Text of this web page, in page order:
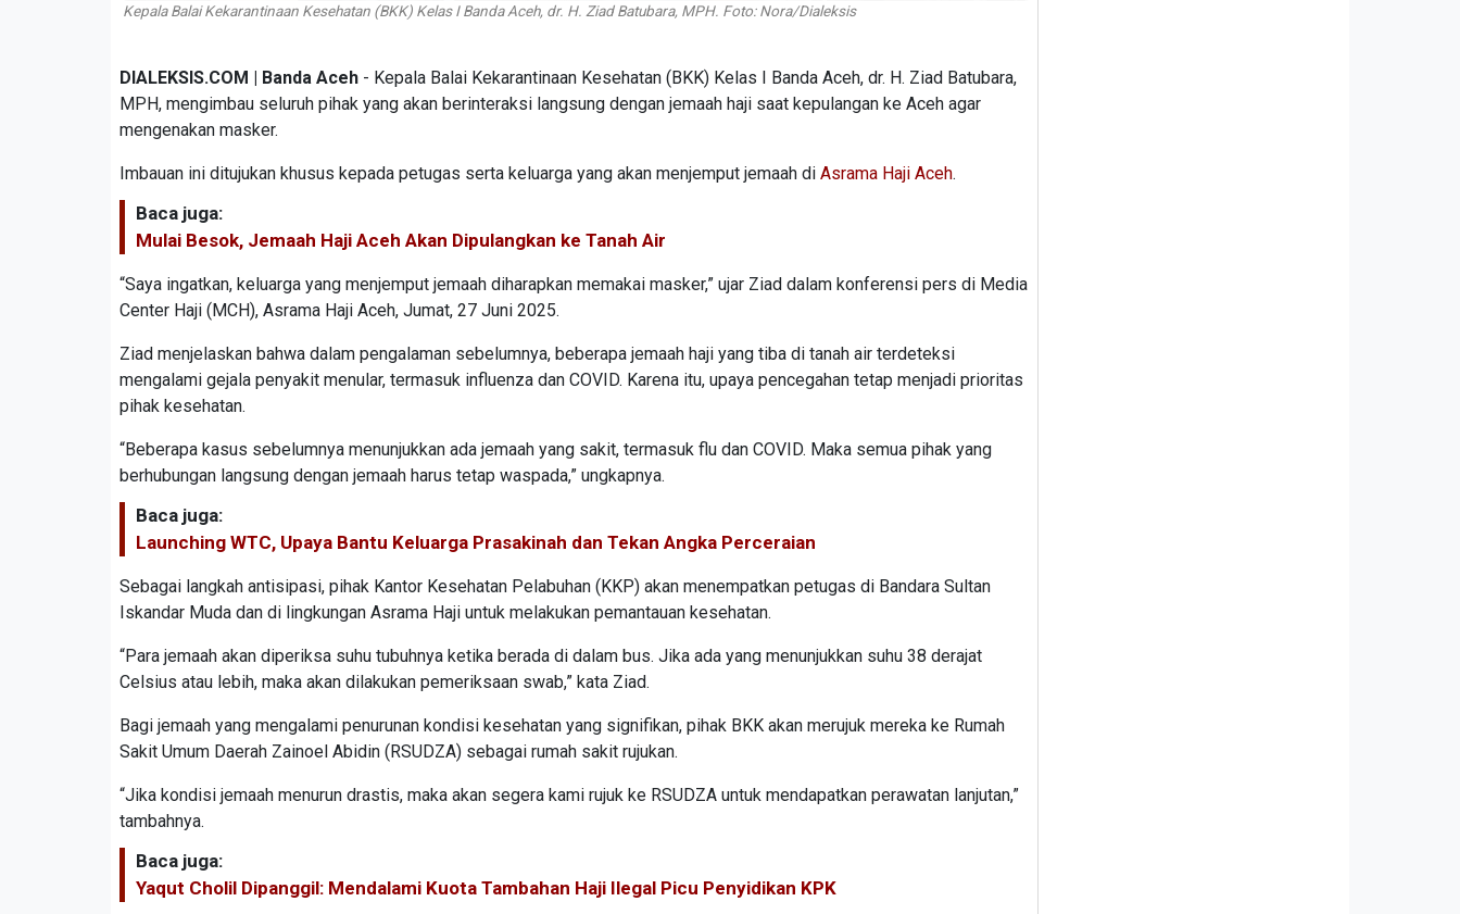
Kepala Balai Kekarantinaan Kesehatan (BKK) Kelas I Banda Aceh, dr. H. Ziad Batubara, MPH. Foto: Nora/Dialeksis
DIALEKSIS.COM | Banda Aceh - Kepala Balai Kekarantinaan Kesehatan (BKK) Kelas I Banda Aceh, dr. H. Ziad Batubara,
MPH, mengimbau seluruh pihak yang akan berinteraksi langsung dengan jemaah haji saat kepulangan ke Aceh agar
mengenakan masker.
Imbauan ini ditujukan khusus kepada petugas serta keluarga yang akan menjemput jemaah di Asrama Haji Aceh.
Baca juga:
Mulai Besok, Jemaah Haji Aceh Akan Dipulangkan ke Tanah Air
“Saya ingatkan, keluarga yang menjemput jemaah diharapkan memakai masker,” ujar Ziad dalam konferensi pers di Media
Center Haji (MCH), Asrama Haji Aceh, Jumat, 27 Juni 2025.
Ziad menjelaskan bahwa dalam pengalaman sebelumnya, beberapa jemaah haji yang tiba di tanah air terdeteksi
mengalami gejala penyakit menular, termasuk influenza dan COVID. Karena itu, upaya pencegahan tetap menjadi prioritas
pihak kesehatan.
“Beberapa kasus sebelumnya menunjukkan ada jemaah yang sakit, termasuk flu dan COVID. Maka semua pihak yang
berhubungan langsung dengan jemaah harus tetap waspada,” ungkapnya.
Baca juga:
Launching WTC, Upaya Bantu Keluarga Prasakinah dan Tekan Angka Perceraian
Sebagai langkah antisipasi, pihak Kantor Kesehatan Pelabuhan (KKP) akan menempatkan petugas di Bandara Sultan
Iskandar Muda dan di lingkungan Asrama Haji untuk melakukan pemantauan kesehatan.
“Para jemaah akan diperiksa suhu tubuhnya ketika berada di dalam bus. Jika ada yang menunjukkan suhu 38 derajat
Celsius atau lebih, maka akan dilakukan pemeriksaan swab,” kata Ziad.
Bagi jemaah yang mengalami penurunan kondisi kesehatan yang signifikan, pihak BKK akan merujuk mereka ke Rumah
Sakit Umum Daerah Zainoel Abidin (RSUDZA) sebagai rumah sakit rujukan.
“Jika kondisi jemaah menurun drastis, maka akan segera kami rujuk ke RSUDZA untuk mendapatkan perawatan lanjutan,”
tambahnya.
Baca juga:
Yaqut Cholil Dipanggil: Mendalami Kuota Tambahan Haji Ilegal Picu Penyidikan KPK